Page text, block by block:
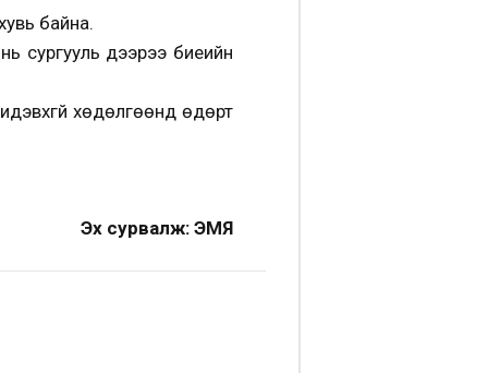
байна.
сургууль дээрээ биеийн
хөдөлгөөнд өдөрт
Эх сурвалж: ЭМЯ